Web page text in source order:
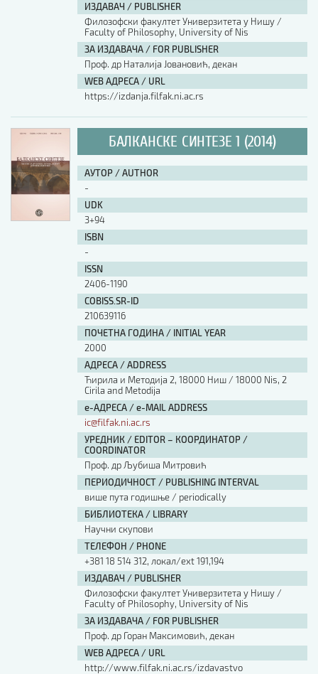
ИЗДАВАЧ / PUBLISHER
Филозофски факултет Универзитета у Нишу /
Faculty of Philosophy, University of Nis
ЗА ИЗДАВАЧА / FOR PUBLISHER
Проф. др Наталија Јовановић, декан
WEB АДРЕСА / URL
https://izdanja.filfak.ni.ac.rs
БАЛКАНСКЕ СИНТЕЗЕ 1 (2014)
АУТОР / AUTHOR
-
UDK
3+94
ISBN
-
ISSN
2406-1190
COBISS.SR-ID
210639116
ПОЧЕТНА ГОДИНА / INITIAL YEAR
2000
АДРЕСА / ADDRESS
Ћирила и Методија 2, 18000 Ниш / 18000 Nis, 2
Cirila and Metodija
е-АДРЕСА / e-MAIL ADDRESS
ic@filfak.ni.ac.rs
УРЕДНИК / EDITOR – КООРДИНАТОР /
COORDINATOR
Проф. др Љубиша Митровић
ПЕРИОДИЧНОСТ / PUBLISHING INTERVAL
више пута годишње / periodically
БИБЛИОТЕКА / LIBRARY
Научни скупови
ТЕЛЕФОН / PHONE
+381 18 514 312, локал/ext 191,194
ИЗДАВАЧ / PUBLISHER
Филозофски факултет Универзитета у Нишу /
Faculty of Philosophy, University of Nis
ЗА ИЗДАВАЧА / FOR PUBLISHER
Проф. др Горан Максимовић, декан
WEB АДРЕСА / URL
http://www.filfak.ni.ac.rs/izdavastvo